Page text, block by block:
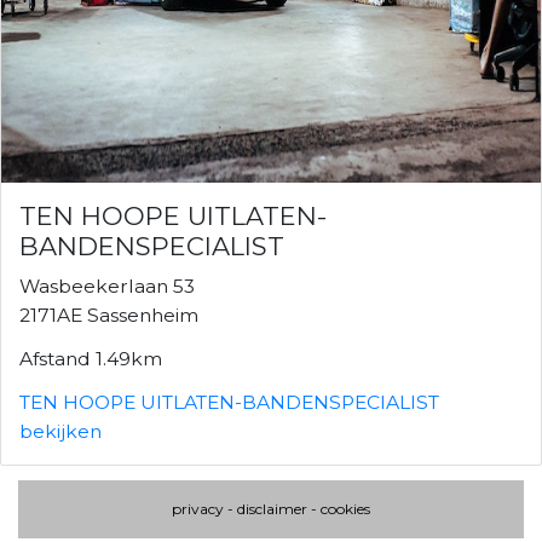
TEN HOOPE UITLATEN-
BANDENSPECIALIST
Wasbeekerlaan 53
2171AE Sassenheim
Afstand 1.49km
TEN HOOPE UITLATEN-BANDENSPECIALIST
bekijken
privacy - disclaimer - cookies